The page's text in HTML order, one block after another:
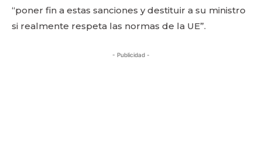
“poner fin a estas sanciones y destituir a su ministro
si realmente respeta las normas de la UE”.
- Publicidad -